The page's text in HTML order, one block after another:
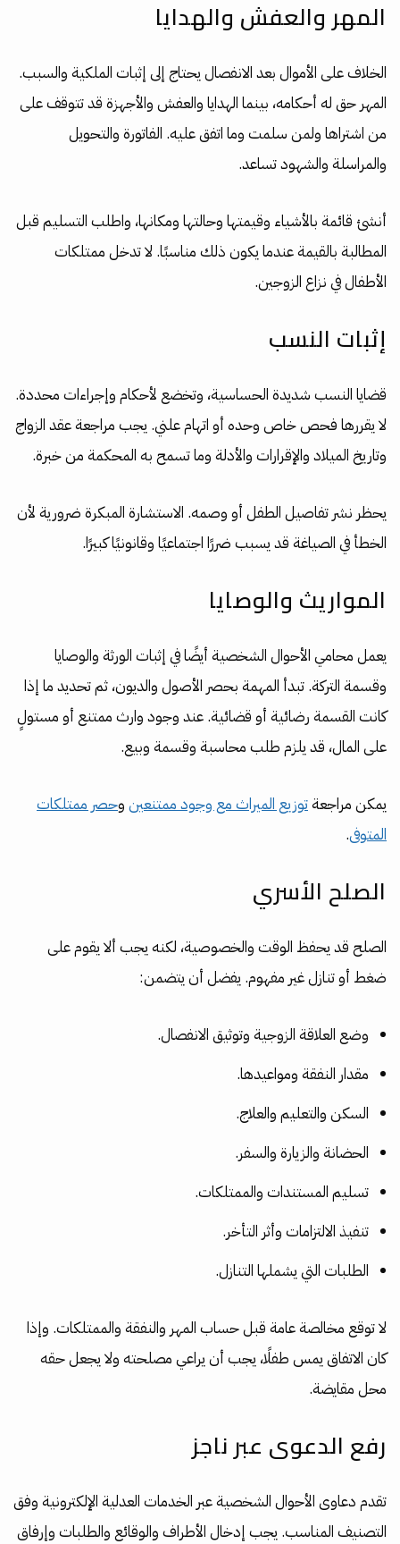
المهر والعفش والهدايا
الخلاف على الأموال بعد الانفصال يحتاج إلى إثبات الملكية والسبب.
المهر حق له أحكامه، بينما الهدايا والعفش والأجهزة قد تتوقف على
من اشتراها ولمن سلمت وما اتفق عليه. الفاتورة والتحويل
والمراسلة والشهود تساعد.
أنشئ قائمة بالأشياء وقيمتها وحالتها ومكانها، واطلب التسليم قبل
المطالبة بالقيمة عندما يكون ذلك مناسبًا. لا تدخل ممتلكات
الأطفال في نزاع الزوجين.
إثبات النسب
قضايا النسب شديدة الحساسية، وتخضع لأحكام وإجراءات محددة.
لا يقررها فحص خاص وحده أو اتهام علني. يجب مراجعة عقد الزواج
وتاريخ الميلاد والإقرارات والأدلة وما تسمح به المحكمة من خبرة.
يحظر نشر تفاصيل الطفل أو وصمه. الاستشارة المبكرة ضرورية لأن
الخطأ في الصياغة قد يسبب ضررًا اجتماعيًا وقانونيًا كبيرًا.
المواريث والوصايا
يعمل محامي الأحوال الشخصية أيضًا في إثبات الورثة والوصايا
وقسمة التركة. تبدأ المهمة بحصر الأصول والديون، ثم تحديد ما إذا
كانت القسمة رضائية أو قضائية. عند وجود وارث ممتنع أو مستولٍ
على المال، قد يلزم طلب محاسبة وقسمة وبيع.
يمكن مراجعةتوزيع الميراث مع وجود ممتنعين وحصر ممتلكات
المتوفى.
الصلح الأسري
الصلح قد يحفظ الوقت والخصوصية، لكنه يجب ألا يقوم على
ضغط أو تنازل غير مفهوم. يفضل أن يتضمن:
وضع العلاقة الزوجية وتوثيق الانفصال.
مقدار النفقة ومواعيدها.
السكن والتعليم والعلاج.
الحضانة والزيارة والسفر.
تسليم المستندات والممتلكات.
تنفيذ الالتزامات وأثر التأخر.
الطلبات التي يشملها التنازل.
لا توقع مخالصة عامة قبل حساب المهر والنفقة والممتلكات. وإذا
كان الاتفاق يمس طفلًا، يجب أن يراعي مصلحته ولا يجعل حقه
محل مقايضة.
رفع الدعوى عبر ناجز
تقدم دعاوى الأحوال الشخصية عبر الخدمات العدلية الإلكترونية وفق
التصنيف المناسب. يجب إدخال الأطراف والوقائع والطلبات وإرفاق